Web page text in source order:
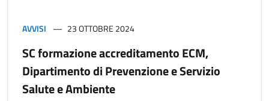
AVVISI 23 OTTOBRE 2024
SC formazione accreditamento ECM,
Dipartimento di Prevenzione e Servizio
Salute e Ambiente